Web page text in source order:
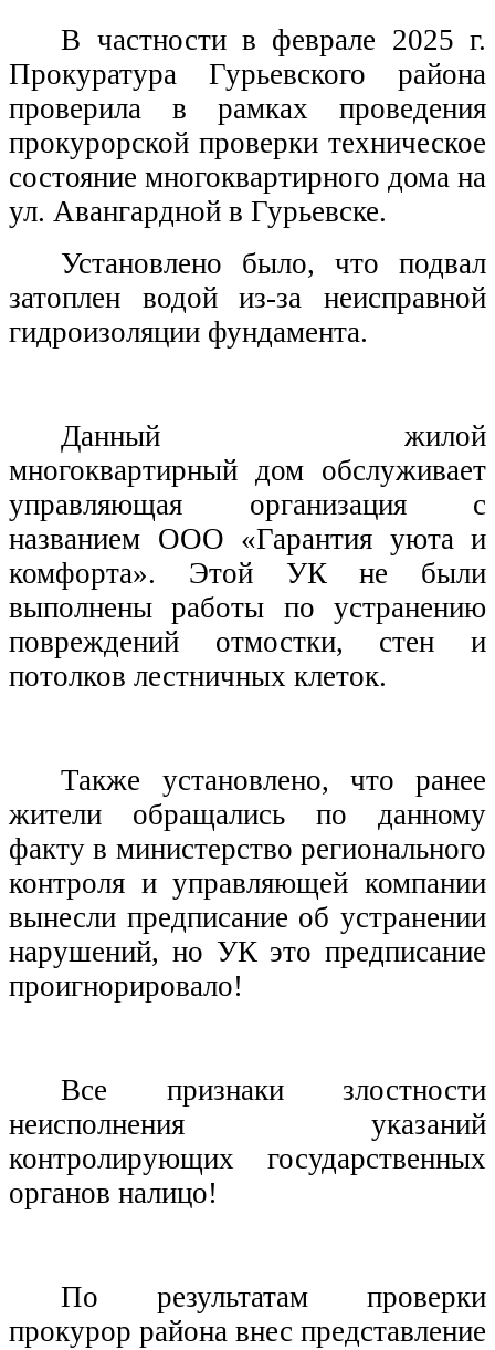
В частности в феврале 2025 г.
Прокуратура Гурьевского района
проверила в рамках проведения
прокурорской проверки техническое
состояние многоквартирного дома на
ул. Авангардной в Гурьевске.
Установлено было, что подвал
затоплен водой из-за неисправной
гидроизоляции фундамента.
Данный жилой
многоквартирный дом обслуживает
управляющая организация с
названием ООО «Гарантия уюта и
комфорта». Этой УК не были
выполнены работы по устранению
повреждений отмостки, стен и
потолков лестничных клеток.
Также установлено, что ранее
жители обращались по данному
факту в министерство регионального
контроля и управляющей компании
вынесли предписание об устранении
нарушений, но УК это предписание
проигнорировало!
Все признаки злостности
неисполнения указаний
контролирующих государственных
органов налицо!
По результатам проверки
прокурор района внес представление